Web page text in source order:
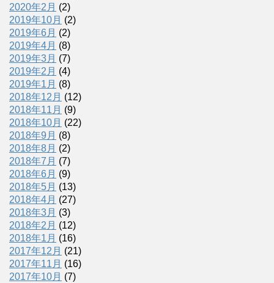
2020年2月 (2)
2019年10月 (2)
2019年6月 (2)
2019年4月 (8)
2019年3月 (7)
2019年2月 (4)
2019年1月 (8)
2018年12月 (12)
2018年11月 (9)
2018年10月 (22)
2018年9月 (8)
2018年8月 (2)
2018年7月 (7)
2018年6月 (9)
2018年5月 (13)
2018年4月 (27)
2018年3月 (3)
2018年2月 (12)
2018年1月 (16)
2017年12月 (21)
2017年11月 (16)
2017年10月 (7)